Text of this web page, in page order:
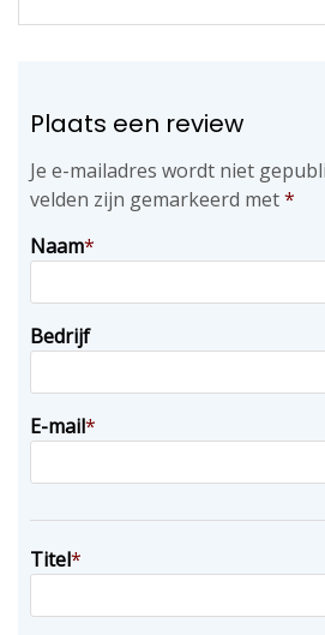
Plaats een review
Je e-mailadres wordt niet
velden zijn gemarkeerd met*
Naam*
Bedrijf
E-mail*
Titel*